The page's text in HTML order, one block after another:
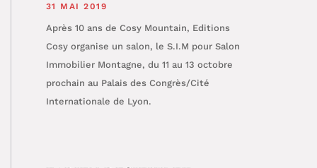
31 MAI 2019
Après 10 ans de Cosy Mountain, Editions
Cosy organise un salon, le S.I.M pour Salon
Immobilier Montagne, du 11 au 13 octobre
prochain au Palais des Congrès/Cité
Internationale de Lyon.